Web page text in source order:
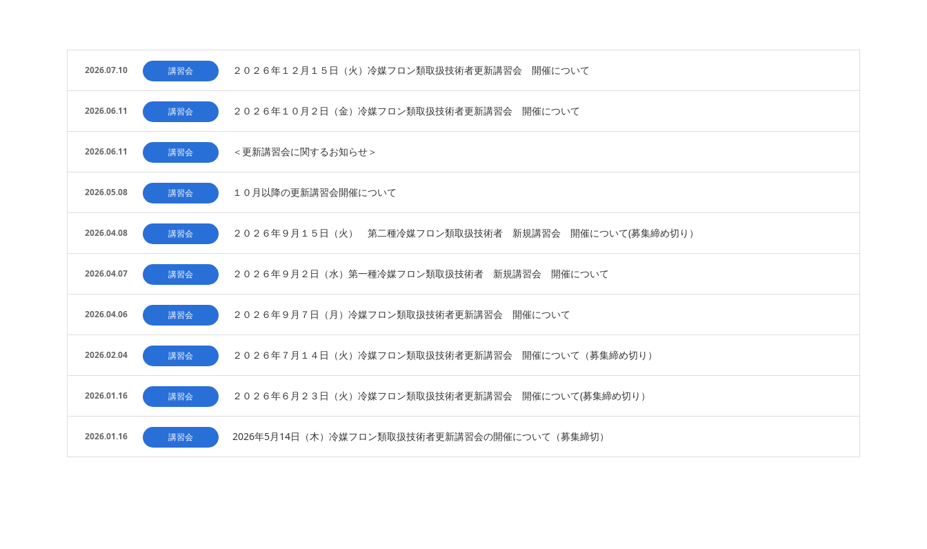
2026.07.10 講習会 ２０２６年１２月１５日（火）冷媒フロン類取扱技術者更新講習会 開催について
2026.06.11 講習会 ２０２６年１０月２日（金）冷媒フロン類取扱技術者更新講習会 開催について
2026.06.11 講習会 ＜更新講習会に関するお知らせ＞
2026.05.08 講習会 １０月以降の更新講習会開催について
2026.04.08 講習会 ２０２６年９月１５日（火） 第二種冷媒フロン類取扱技術者 新規講習会 開催について(募集締め切り）
2026.04.07 講習会 ２０２６年９月２日（水）第一種冷媒フロン類取扱技術者 新規講習会 開催について
2026.04.06 講習会 ２０２６年９月７日（月）冷媒フロン類取扱技術者更新講習会 開催について
2026.02.04 講習会 ２０２６年７月１４日（火）冷媒フロン類取扱技術者更新講習会 開催について（募集締め切り）
2026.01.16 講習会 ２０２６年６月２３日（火）冷媒フロン類取扱技術者更新講習会 開催について(募集締め切り）
2026.01.16 講習会 2026年5月14日（木）冷媒フロン類取扱技術者更新講習会の開催について（募集締切）